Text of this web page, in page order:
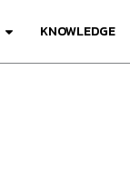
KNOWLEDGE